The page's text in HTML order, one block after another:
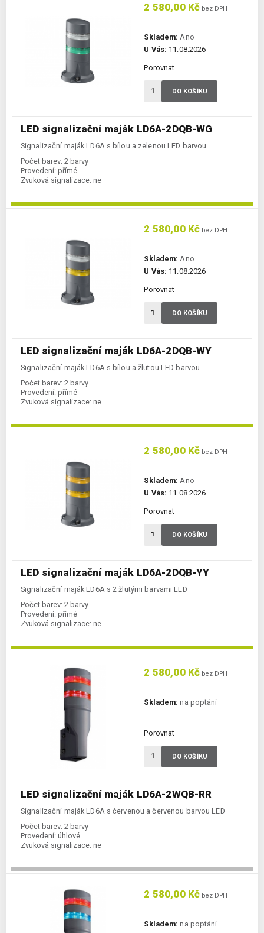
LED signalizační maják LD6A-2DQB-WG
Signalizační maják LD6A s bílou a zelenou LED barvou
Počet barev: 2 barvy
Provedení: přímé
Zvuková signalizace: ne
2 580,00 Kč bez DPH
Skladem: Ano
U Vás: 11.08.2026
Porovnat
DO KOŠÍKU
LED signalizační maják LD6A-2DQB-WY
Signalizační maják LD6A s bílou a žlutou LED barvou
Počet barev: 2 barvy
Provedení: přímé
Zvuková signalizace: ne
2 580,00 Kč bez DPH
Skladem: Ano
U Vás: 11.08.2026
Porovnat
DO KOŠÍKU
LED signalizační maják LD6A-2DQB-YY
Signalizační maják LD6A s 2 žlutými barvami LED
Počet barev: 2 barvy
Provedení: přímé
Zvuková signalizace: ne
2 580,00 Kč bez DPH
Skladem: Ano
U Vás: 11.08.2026
Porovnat
DO KOŠÍKU
LED signalizační maják LD6A-2WQB-RR
Signalizační maják LD6A s červenou a červenou barvou LED
Počet barev: 2 barvy
Provedení: úhlové
Zvuková signalizace: ne
2 580,00 Kč bez DPH
Skladem: na poptání
Porovnat
DO KOŠÍKU
2 580,00 Kč bez DPH
Skladem: na poptání